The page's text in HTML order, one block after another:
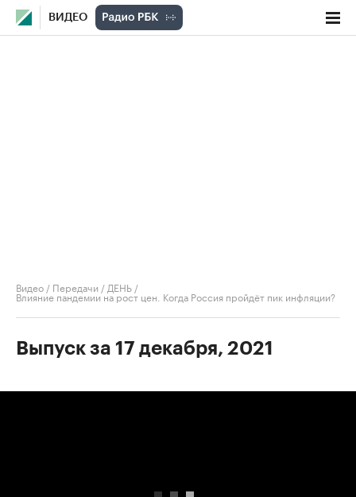
ВИДЕО
Видео / Передачи / ДЕНЬ /
Влияние пандемии на рост цен. Когда Россия пройдёт пик инфляции?
Выпуск за 17 декабря, 2021